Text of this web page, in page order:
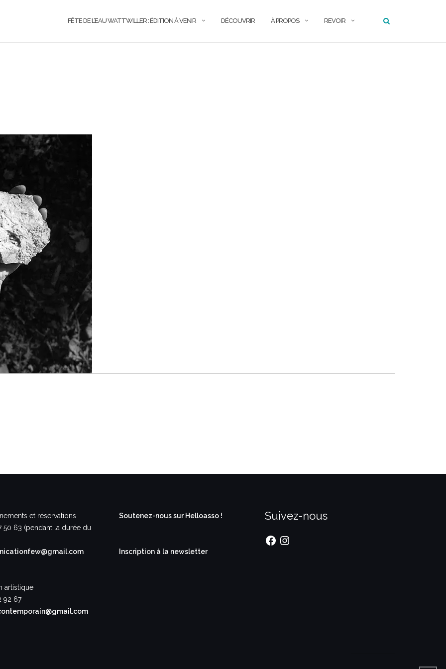
FÊTE DE L’EAU WATTWILLER : ÉDITION À VENIR DÉCOUVRIR À PROPOS REVOIR
et réservations
50 63 (pendant la durée du
artistique
92 67
Soutenez-nous sur Helloasso !
Inscription à la newsletter
Suivez-nous
FacebookInstagram